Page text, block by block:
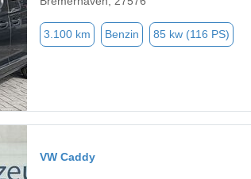
3.100 km Benzin 85 kw (116 PS)
VW Caddy